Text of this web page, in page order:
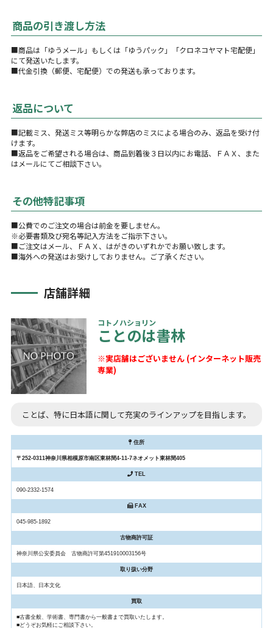
商品の引き渡し方法
■商品は「ゆうメール」もしくは「ゆうパック」「クロネコヤマト宅配便」
にて発送いたします。
■代金引換（郵便、宅配便）での発送も承っております。
返品について
■記載ミス、発送ミス等明らかな弊店のミスによる場合のみ、返品を受け付
けます。
■返品をご希望される場合は、商品到着後３日以内にお電話、ＦＡＸ、また
はメールにてご相談下さい。
その他特記事項
■公費でのご注文の場合は前金を要しません。
※必要書類及び宛名等記入方法をご指示下さい。
■ご注文はメール、ＦＡＸ、はがきのいずれかでお願い致します。
■海外への発送はお受けしておりません。ご了承ください。
店舗詳細
コトノハショリン
ことのは書林
※実店舗はございません (インターネット販売
専業)
ことば、特に日本語に関して充実のラインアップを目指します。
住所
〒252-0311神奈川県相模原市南区東林間4-11-7ネオメット東林間405
TEL
090-2332-1574
FAX
045-985-1892
古物商許可証
神奈川県公安委員会 古物商許可第451910003156号
取り扱い分野
日本語、日本文化
買取
■古書全般、学術書、専門書から一般書まで買取いたします。
■どうぞお気軽にご相談下さい。